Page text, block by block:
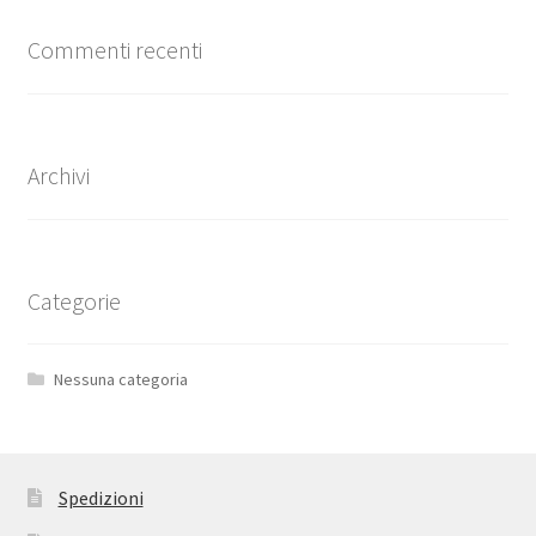
Commenti recenti
Archivi
Categorie
Nessuna categoria
Spedizioni